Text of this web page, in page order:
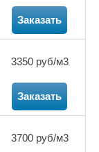
Заказать
3350 руб/м3
Заказать
3700 руб/м3